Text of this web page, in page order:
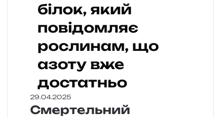
білок, який
повідомляє
рослинам, що
азоту вже
достатньо
29.04.2025
Смертельний